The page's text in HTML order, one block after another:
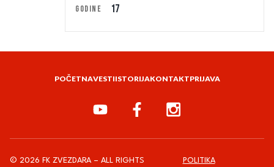
GODINE
17
POČETNAVESTIISTORIJAKONTAKTPRIJAVA
© 2026 FK ZVEZDARA – ALL RIGHTS POLITIKA